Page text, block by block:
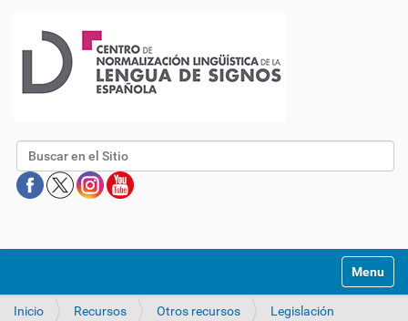
Buscar
Mostrar/
Inicio Recursos Otros recursos
Legislación